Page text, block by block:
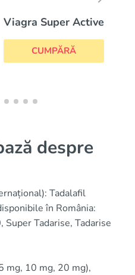
Active
despre
Tadalafil
în România:
Super Tadarise, Tadarise
mg, 10 mg, 20 mg),